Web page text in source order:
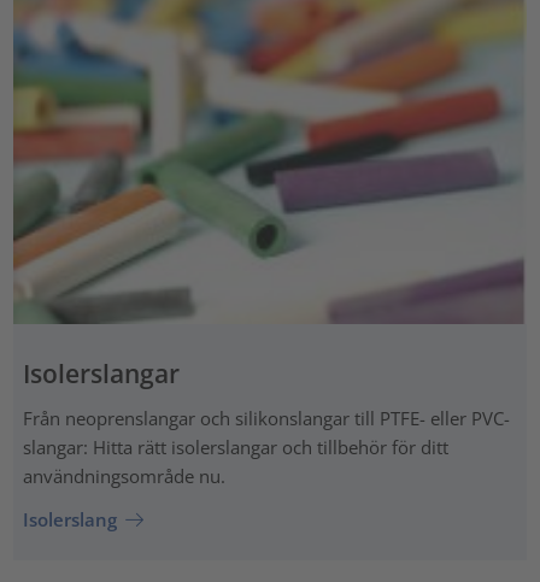
Isolerslangar
Från neoprenslangar och silikonslangar till PTFE- eller PVC-
slangar: Hitta rätt isolerslangar och tillbehör för ditt
användningsområde nu.
Isolerslang